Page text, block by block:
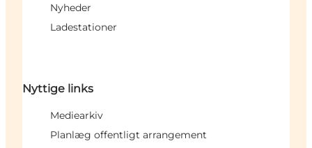
Nyheder
Ladestationer
Nyttige links
Mediearkiv
Planlæg offentligt arrangement